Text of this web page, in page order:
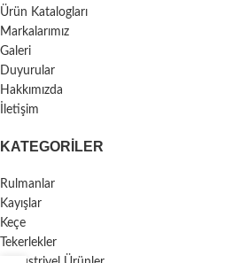
Ürün Katalogları
Markalarımız
Galeri
Duyurular
Hakkımızda
İletişim
KATEGORILER
Rulmanlar
Kayışlar
Keçe
Tekerlekler